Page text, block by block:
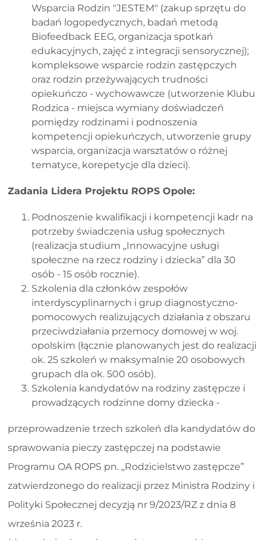
Wsparcia Rodzin "JESTEM" (zakup sprzętu do
badań logopedycznych, badań metodą
Biofeedback EEG, organizacja spotkań
edukacyjnych, zajęć z integracji sensorycznej);
kompleksowe wsparcie rodzin zastępczych
oraz rodzin przeżywających trudności
opiekuńczo - wychowawcze (utworzenie Klubu
Rodzica - miejsca wymiany doświadczeń
pomiędzy rodzinami i podnoszenia
kompetencji opiekuńczych, utworzenie grupy
wsparcia, organizacja warsztatów o różnej
tematyce, korepetycje dla dzieci).
Zadania Lidera Projektu ROPS Opole:
Podnoszenie kwalifikacji i kompetencji kadr na
potrzeby świadczenia usług społecznych
(realizacja studium „Innowacyjne usługi
społeczne na rzecz rodziny i dziecka” dla 30
osób - 15 osób rocznie).
Szkolenia dla członków zespołów
interdyscyplinarnych i grup diagnostyczno-
pomocowych realizujących działania z obszaru
przeciwdziałania przemocy domowej w woj.
opolskim (łącznie planowanych jest do realizacji
ok. 25 szkoleń w maksymalnie 20 osobowych
grupach dla ok. 500 osób).
Szkolenia kandydatów na rodziny zastępcze i
prowadzących rodzinne domy dziecka -
przeprowadzenie trzech szkoleń dla kandydatów do
sprawowania pieczy zastępczej na podstawie
Programu OA ROPS pn. „Rodzicielstwo zastępcze”
zatwierdzonego do realizacji przez Ministra Rodziny i
Polityki Społecznej decyzją nr 9/2023/RZ z dnia 8
września 2023 r.